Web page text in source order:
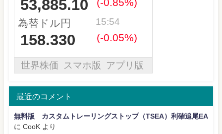
最近のコメント
無料版 カスタムトレーリングストップ（TSEA）利確追尾EA
に CooK より